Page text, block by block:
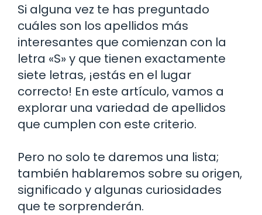
Si alguna vez te has preguntado
cuáles son los apellidos más
interesantes que comienzan con la
letra «S» y que tienen exactamente
siete letras, ¡estás en el lugar
correcto! En este artículo, vamos a
explorar una variedad de apellidos
que cumplen con este criterio.
Pero no solo te daremos una lista;
también hablaremos sobre su origen,
significado y algunas curiosidades
que te sorprenderán.